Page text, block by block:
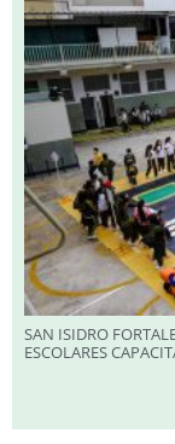
SAN ISIDRO
ESCOLARES